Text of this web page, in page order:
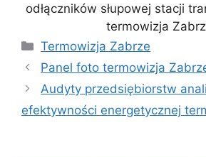
odłączników słupowej stacji
termowizja
Kategorie
Termowizja Zabrze
Panel foto termowizja
Audyty przedsiębiorstw
efektywności energetycznej